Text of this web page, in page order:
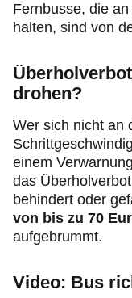
Fernbusse, die
halten, sind von
drohen?
Wer sich nicht an
einem
das
behindert oder
von bis zu 70
aufgebrummt.
Video: Bus